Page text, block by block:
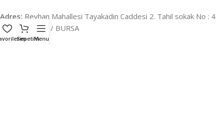
Adres: Reyhan Mahallesi Tayakadın Caddesi 2. Tahıl sokak No : 4
/ a Osmangazi / BURSA
SepetimMenu